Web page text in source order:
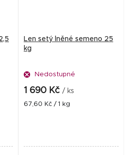
Len setý lněné semeno 25
kg
Nedostupné
1 690 Kč / ks
Měrná
67,60 Kč / 1 kg